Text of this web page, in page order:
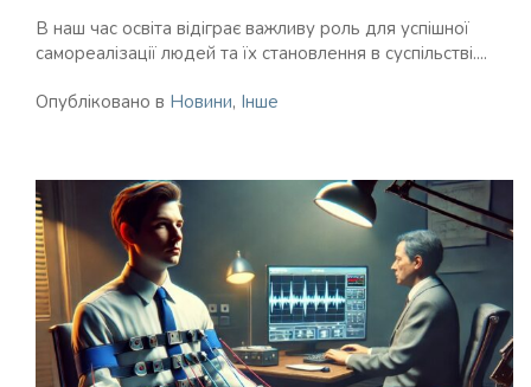
В наш час освіта відіграє важливу роль для успішної
самореалізації людей та їх становлення в суспільстві....
Опубліковано в Новини, Інше